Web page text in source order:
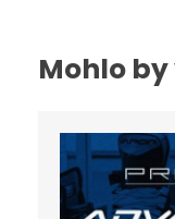
Mohlo